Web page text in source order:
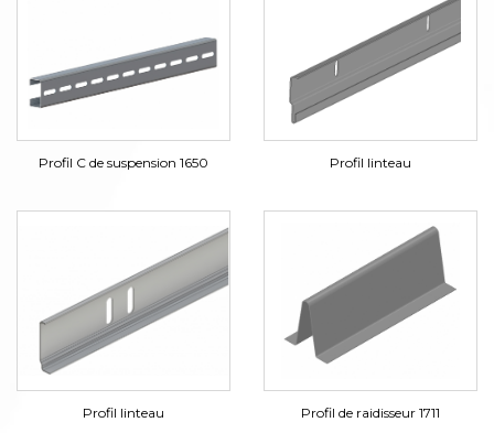
Profil C de suspension 1650 Profil linteau
Profil linteau Profil de raidisseur 1711